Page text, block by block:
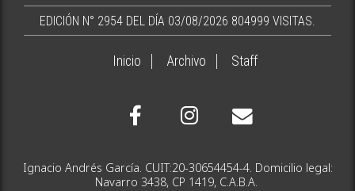
EDICIÓN N° 2954 DEL DÍA 03/08/2026 804999 VISITAS.
Inicio Archivo Staff
Ignacio Andrés García. CUIT:20-30654454-4. Domicilio legal:
Navarro 3438, CP 1419, C.A.B.A.